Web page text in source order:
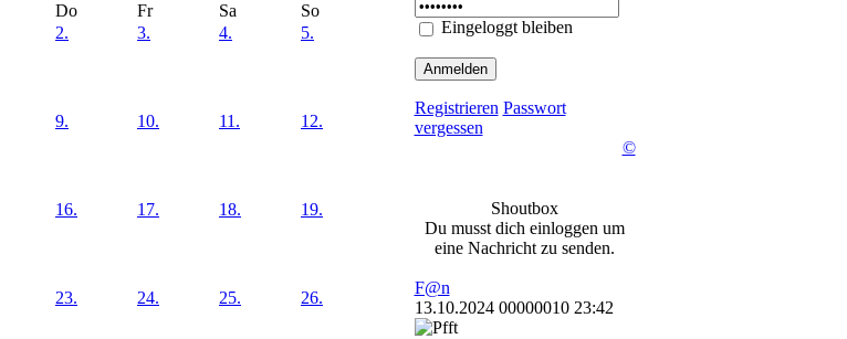
Do Fr Sa
So
2. 3. 4. 5.
9. 10. 11. 12.
16. 17. 18. 19.
23. 24. 25. 26.
Eingeloggt bleiben
Registrieren Passwort
vergessen
©
Shoutbox
Du musst dich einloggen um
eine Nachricht zu senden.
F@n
13.10.2024 00000010 23:42